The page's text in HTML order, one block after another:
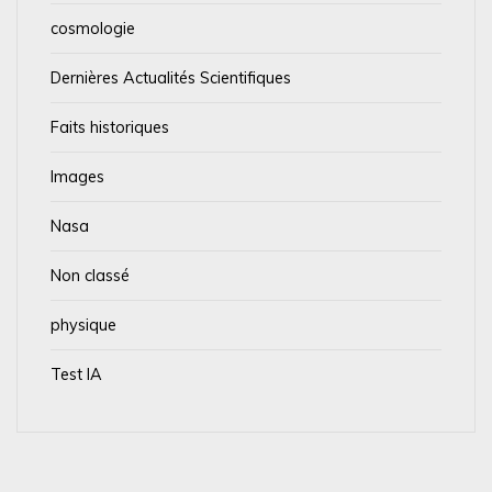
cosmologie
Dernières Actualités Scientifiques
Faits historiques
Images
Nasa
Non classé
physique
Test IA